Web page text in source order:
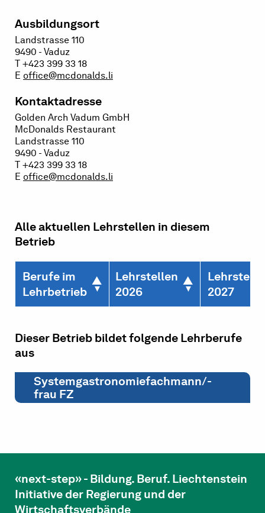
Ausbildungsort
Landstrasse 110
9490 - Vaduz
T +423 399 33 18
E office@mcdonalds.li
Kontaktadresse
Golden Arch Vadum GmbH
McDonalds Restaurant
Landstrasse 110
9490 - Vaduz
T +423 399 33 18
E office@mcdonalds.li
Alle aktuellen Lehrstellen in diesem
Betrieb
Berufe im
Lehrbetrieb
Lehrstellen
2026
2027
Dieser Betrieb bildet folgende Lehrberufe
aus
Systemgastronomiefachmann/-
frau FZ
«next-step» - Bildung. Beruf. Liechtenstein
Initiative der Regierung und der
Wirtschaftsverbände